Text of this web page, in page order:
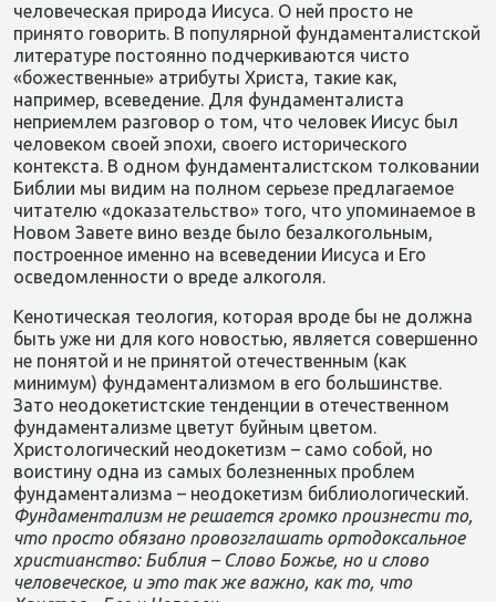
человеческая природа Иисуса. О ней просто не
принято говорить. В популярной фундаменталистской
литературе постоянно подчеркиваются чисто
«божественные» атрибуты Христа, такие как,
например, всеведение. Для фундаменталиста
неприемлем разговор о том, что человек Иисус был
человеком своей эпохи, своего исторического
контекста. В одном фундаменталистском толковании
Библии мы видим на полном серьезе предлагаемое
читателю «доказательство» того, что упоминаемое в
Новом Завете вино везде было безалкогольным,
построенное именно на всеведении Иисуса и Его
осведомленности о вреде алкоголя.
Кенотическая теология, которая вроде бы не должна
быть уже ни для кого новостью, является совершенно
не понятой и не принятой отечественным (как
минимум) фундаментализмом в его большинстве.
Зато неодокетистские тенденции в отечественном
фундаментализме цветут буйным цветом.
Христологический неодокетизм – само собой, но
воистину одна из самых болезненных проблем
фундаментализма – неодокетизм библиологический.
Фундаментализм не решается громко произнести то,
что просто обязано провозглашать ортодоксальное
христианство: Библия – Слово Божье, но и слово
человеческое, и это так же важно, как то, что